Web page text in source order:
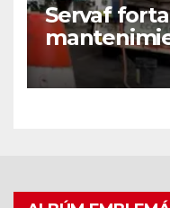
Servaf
con equipo